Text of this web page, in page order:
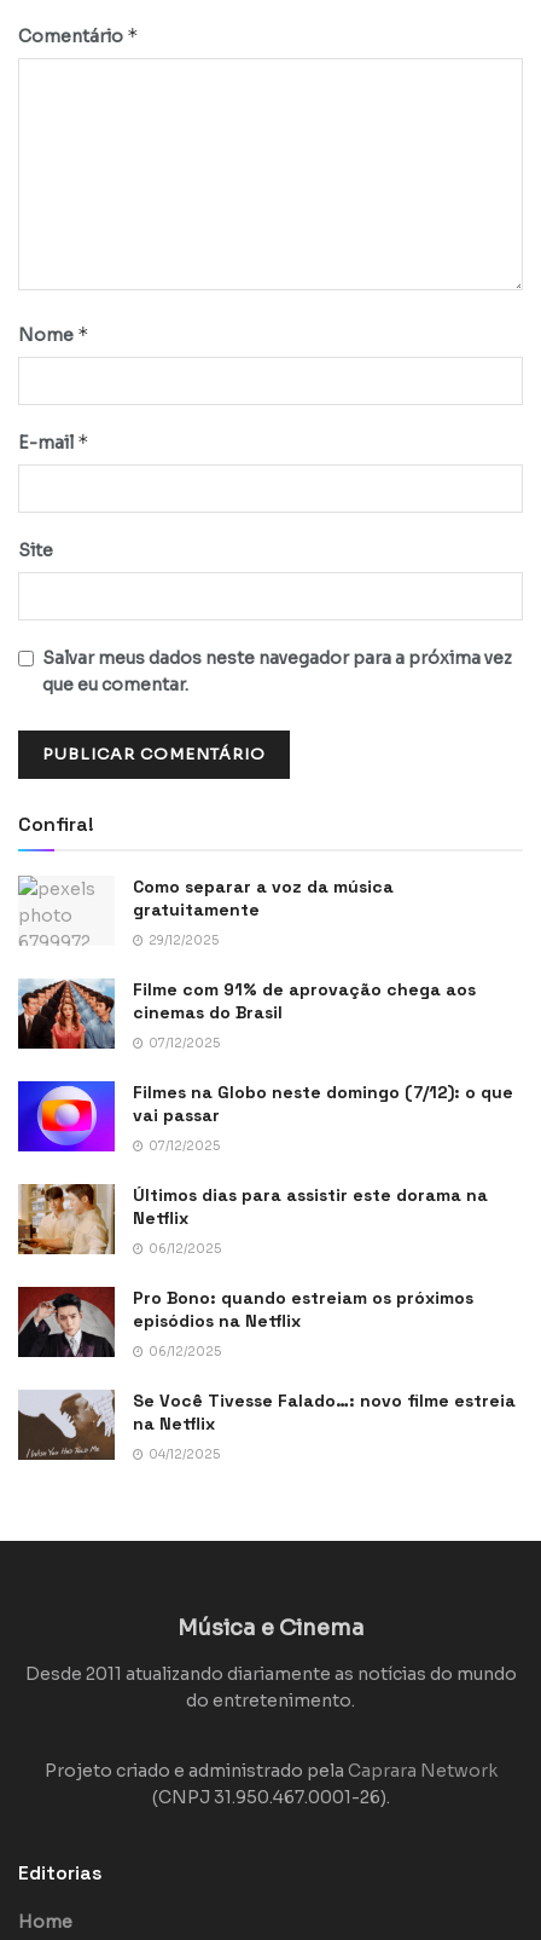
Comentário *
Nome *
E-mail *
Site
Salvar meus dados neste navegador para a próxima vez
que eu comentar.
Confira!
Como separar a voz da música
gratuitamente
29/12/2025
Filme com 91% de aprovação chega aos
cinemas do Brasil
07/12/2025
Filmes na Globo neste domingo (7/12): o que
vai passar
07/12/2025
Últimos dias para assistir este dorama na
Netflix
06/12/2025
Pro Bono: quando estreiam os próximos
episódios na Netflix
06/12/2025
Se Você Tivesse Falado…: novo filme estreia
na Netflix
04/12/2025
Música e Cinema
Desde 2011 atualizando diariamente as notícias do mundo
do entretenimento.
Projeto criado e administrado pela Caprara Network
(CNPJ 31.950.467.0001-26).
Editorias
Home